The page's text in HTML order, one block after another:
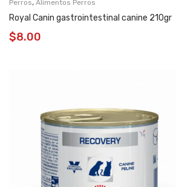
Perros, Alimentos Perros
Royal Canin gastrointestinal canine 210gr
$8.00